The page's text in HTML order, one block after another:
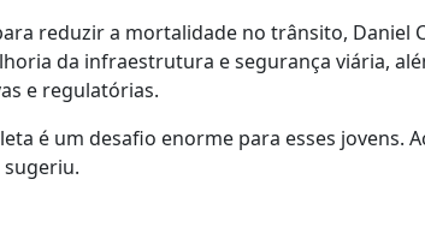
reduzir a mortalidade no trânsito, Daniel
da infraestrutura e segurança viária,
e regulatórias.
é um desafio enorme para esses jovens.
sugeriu.